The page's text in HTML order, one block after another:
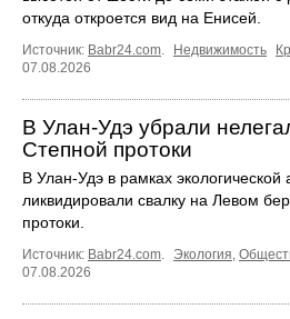
откуда откроется вид на Енисей.
Источник: Babr24.com. Недвижимость
07.08.2026
В Улан-Удэ убрали
Степной протоки
В Улан-Удэ в рамках экологической
ликвидировали свалку на Левом
протоки.
Источник: Babr24.com. Экология,
07.08.2026